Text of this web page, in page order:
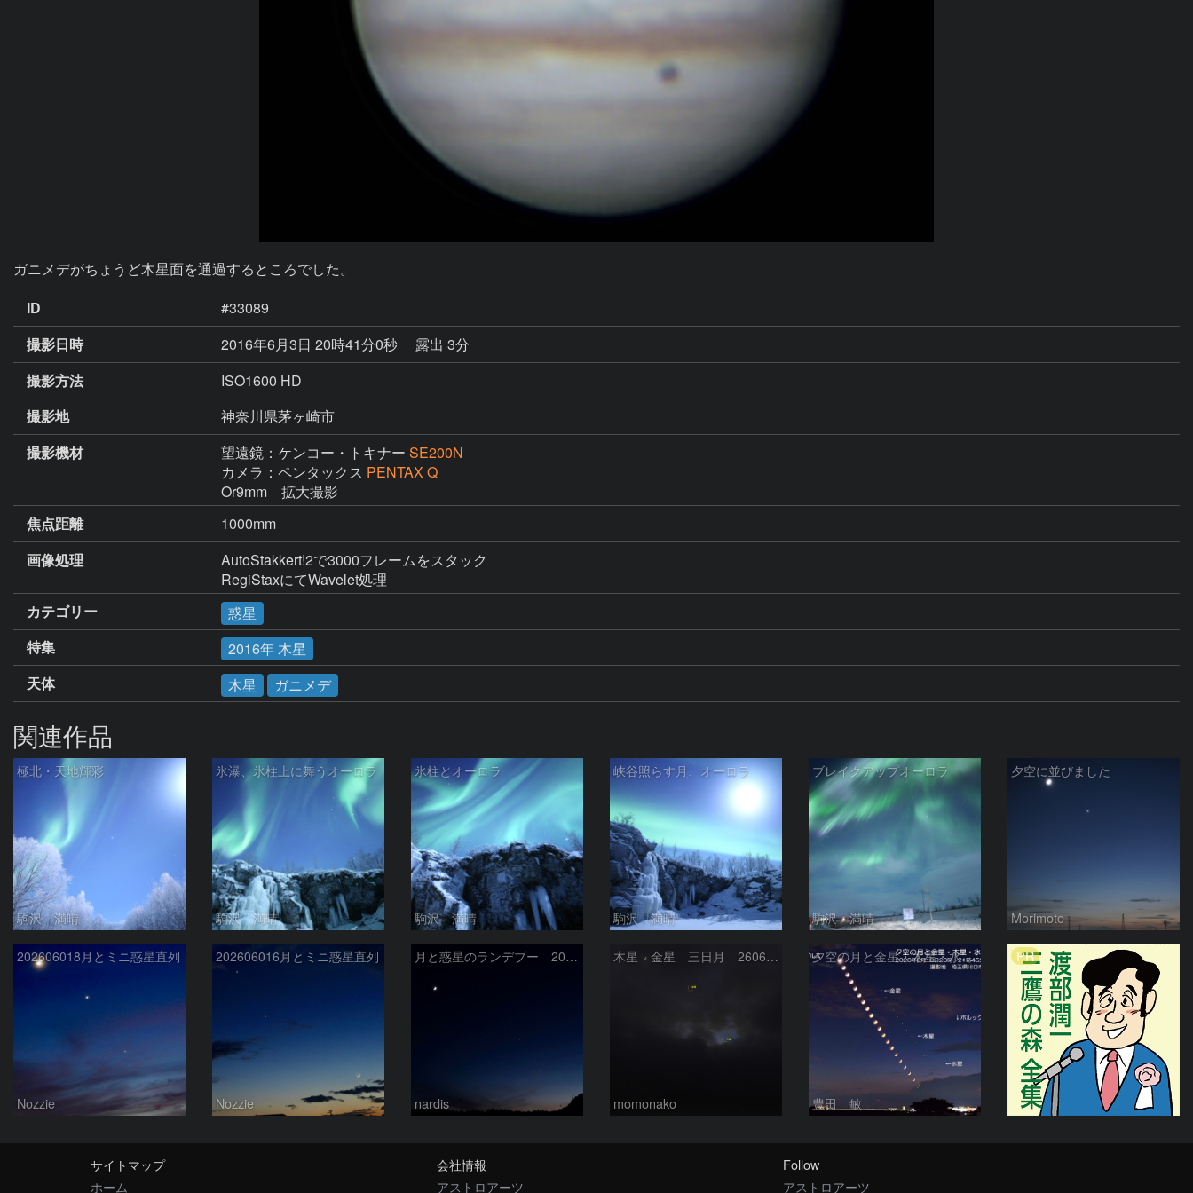
ガニメデがちょうど木星面を通過するところでした。
ID
#33089
撮影日時
2016年6月3日 20時41分0秒
露出 3分
撮影方法
ISO1600 HD
撮影地
神奈川県茅ヶ崎市
撮影機材
望遠鏡：ケンコー・トキナー SE200N
カメラ：ペンタックス PENTAX Q
Or9mm　拡大撮影
焦点距離
1000mm
画像処理
AutoStakkert!2で3000フレームをスタック
RegiStaxにてWavelet処理
カテゴリー
惑星
特集
2016年 木星
天体
木星 ガニメデ
関連作品
極北・天地輝彩
駒沢 満晴
氷瀑、氷柱上に舞うオーロラ
駒沢 満晴
氷柱とオーロラ
駒沢 満晴
峡谷照らす月、オーロラ
駒沢 満晴
ブレイクアップオーロラ
駒沢 満晴
夕空に並びました
Morimoto
202606018月とミニ惑星直列
Nozzie
202606016月とミニ惑星直列
Nozzie
月と惑星のランデブー 2026/06/19
nardis
木星 金星 三日月 260618
momonako
夕空の月と金星・木星・水星の接近 2026/6/18
豊田 敏
PR
サイトマップ
ホーム
会社情報
アストロアーツ
Follow
アストロアーツ